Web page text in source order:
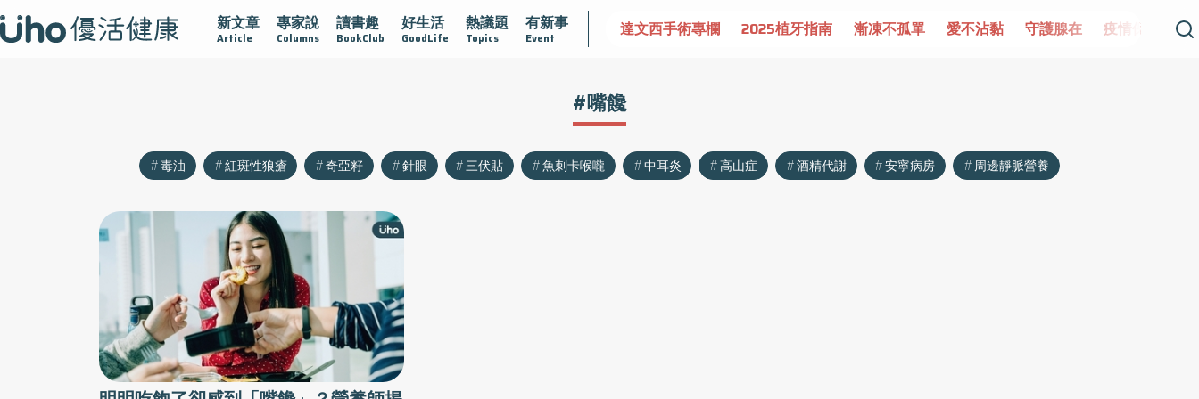
新文章
Article
專家說
Columns
讀書趣
BookClub
好生活
GoodLife
熱議題
Topics
有新事
Event
黏 守護腺在 疫情保衛戰 再生醫學 愛的未來視 認識攝護腺肥大 守護骨骼健康 達文西手術專欄 2025植牙指南 漸凍不孤單 愛不沾黏 守護腺在 疫情保衛戰
#嘴饞
毒油 紅斑性狼瘡 奇亞籽 針眼 三伏貼 魚刺卡喉嚨 中耳炎 高山症 酒精代謝 安寧病房 周邊靜脈營養